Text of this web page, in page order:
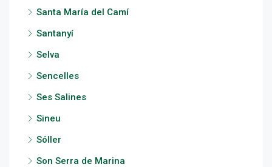
Santa María del Camí
Santanyí
Selva
Sencelles
Ses Salines
Sineu
Sóller
Son Serra de Marina